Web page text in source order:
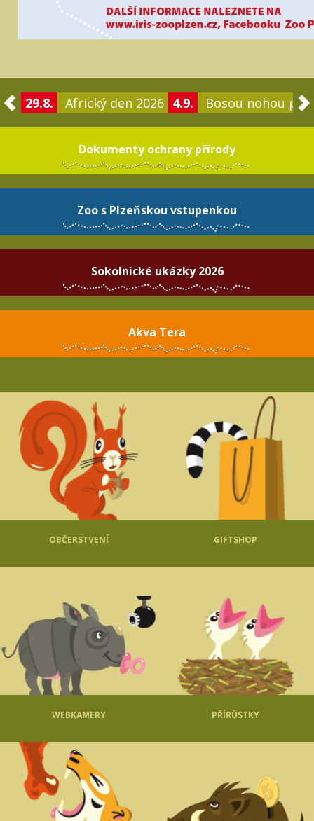
29.8. Africký den 2026 4.9. Bosou nohou po
Dokumenty ochrany přírody
Zoo s Plzeňskou vstupenkou
Sokolnické ukázky 2026
Akva Tera
OBČERSTVENÍ GIFTSHOP
WEBKAMERY PŘÍRŮSTKY